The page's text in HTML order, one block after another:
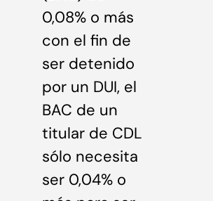
0,08% o más
con el fin de
ser detenido
por un DUI, el
BAC de un
titular de CDL
sólo necesita
ser 0,04% o